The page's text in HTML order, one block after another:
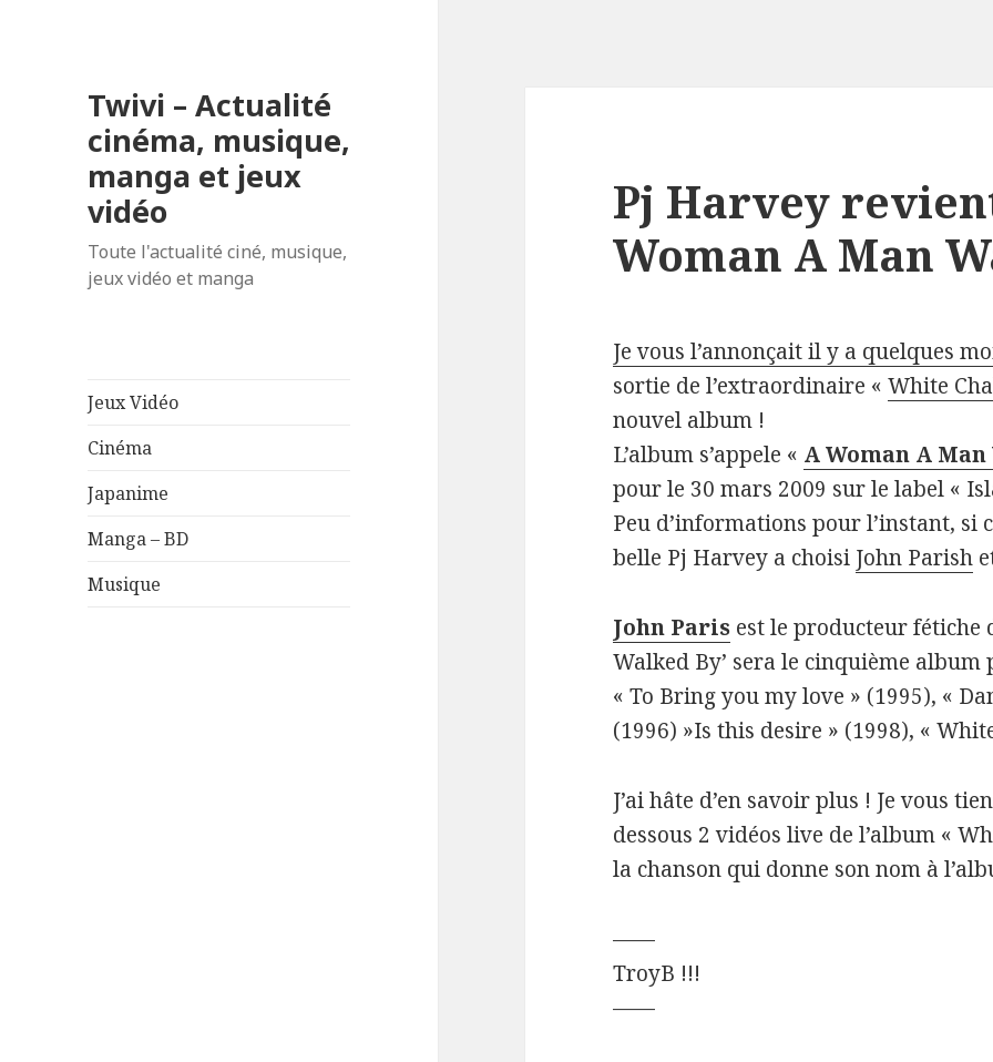
Twivi – Actualité
cinéma, musique,
manga et jeux
vidéo
Toute l'actualité ciné, musique,
jeux vidéo et manga
Jeux Vidéo
Cinéma
Japanime
Manga – BD
Musique
Pj Harvey
Woman A Man
Je vous l’annonçait il y a quelques
sortie de l’extraordinaire «White
nouvel album !
L’album s’appele « A Woman A
pour le 30 mars 2009 sur le label «
Peu d’informations pour l’instant, si
belle Pj Harvey a choisi John Parish
John Paris est le producteur fétiche
Walked By’ sera le cinquième
« To Bring you my love » (1995), «
(1996) »Is this desire » (1998), «
J’ai hâte d’en savoir plus ! Je vous
dessous 2 vidéos live de l’album «
la chanson qui donne son nom à
——
TroyB !!!
——